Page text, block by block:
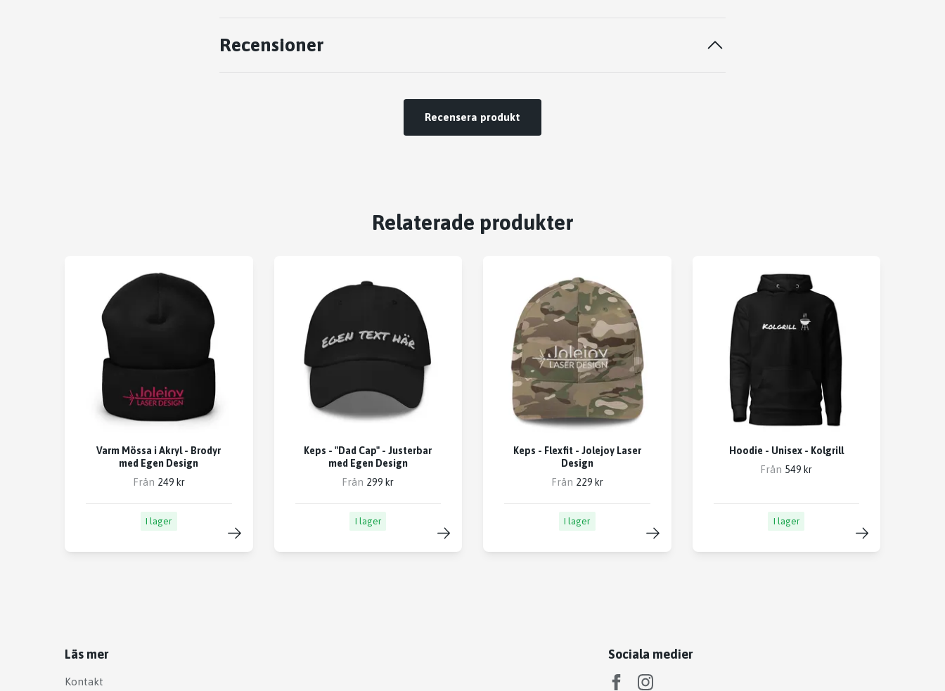
Recensioner
Recensera produkt
Relaterade produkter
Varm Mössa i Akryl - Brodyr
med Egen Design
Från 249 kr
I lager
Keps - "Dad Cap" - Justerbar
med Egen Design
Från 299 kr
I lager
Keps - Flexfit - Jolejoy Laser
Design
Från 229 kr
I lager
Hoodie - Unisex - Kolgrill
Från 549 kr
I lager
Läs mer
Kontakt
Sociala medier